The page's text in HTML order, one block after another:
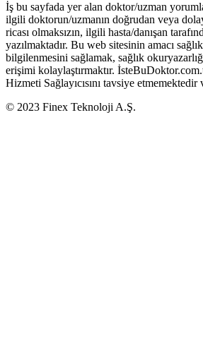
İş bu sayfada yer alan doktor/uzman
ilgili doktorun/uzmanın doğrudan veya
ricası olmaksızın, ilgili hasta/danışan
yazılmaktadır. Bu web sitesinin amacı
bilgilenmesini sağlamak, sağlık
erişimi kolaylaştırmaktır.
Hizmeti Sağlayıcısını tavsiye
© 2023 Finex Teknoloji A.Ş.